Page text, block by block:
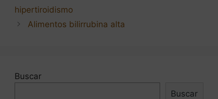
de
entradas
hipertiroidismo
Alimentos bilirrubina alta
Buscar
Buscar